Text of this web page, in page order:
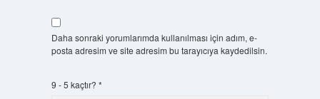
Daha sonraki yorumlarımda kullanılması için adım, e-
posta adresim ve site adresim bu tarayıcıya kaydedilsin.
9 - 5 kaçtır? *